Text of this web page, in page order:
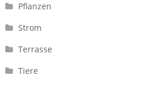
Pflanzen
Strom
Terrasse
Tiere